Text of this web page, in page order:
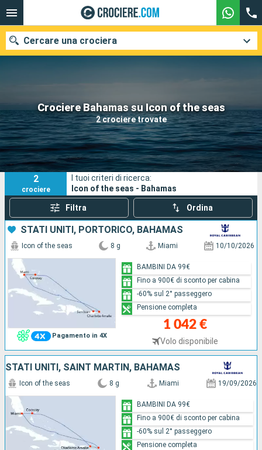
Crociere Bahamas su Icon of the seas
2 crociere trovate
Cercare una crociera
Le nostre destinazioni
Mesi di partenza
Porti Compagnie
Ricerca
2
crociere
I tuoi criteri di ricerca:
Icon of the seas - Bahamas
Filtra Ordina
STATI UNITI, PORTORICO, BAHAMAS
Pagamento in 4X
Icon of the seas 8 g Miami 10/10/2026
1 042 €
Volo disponibile
BAMBINI DA 99€
Fino a 900€ di sconto per cabina
-60% sul 2° passeggero
Pensione completa
STATI UNITI, SAINT MARTIN, BAHAMAS
Icon of the seas 8 g Miami 19/09/2026
BAMBINI DA 99€
Fino a 900€ di sconto per cabina
-60% sul 2° passeggero
Pensione completa